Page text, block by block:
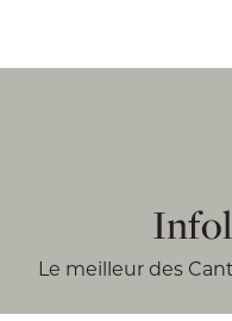
Le meilleur des